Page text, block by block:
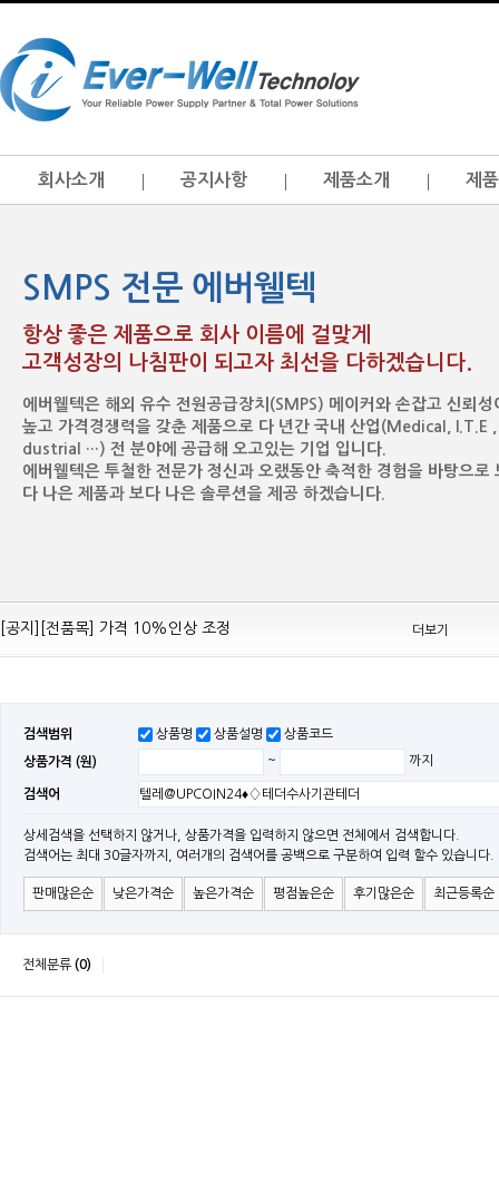
회사소개 공지사항 제품소개 제
SMPS 전문 에버웰텍
항상 좋은 제품으로 회사 이름에 걸맞게
고객성장의 나침판이 되고자 최선을 다하겠습니다.
에버웰텍은 해외 유수 전원공급장치(SMPS) 메이커와 손잡고 신뢰성
높고 가격경쟁력을 갖춘 제품으로 다 년간 국내 산업(Medical, I.T.E
dustrial …) 전 분야에 공급해 오고있는 기업 입니다.
에버웰텍은 투철한 전문가 정신과 오랬동안 축적한 경험을 바탕으로
다 나은 제품과 보다 나은 솔루션을 제공 하겠습니다.
[공지][Mean Well 제품 전품목] 10% 가격 인하 조정
[공지][전품목] 가격 10%인상 조정
[공지][민웰] 전품목 가격 조정의건
[민웰] RS 모델 출시
[공지]SMPS 저가형 [기획상품] 출시
[공지]12W~300W Medical Adapter"2017 NEW MODEL"[ADT] 출시
[공지][민웰] [민웰] 인버터 "정현파 / 유사 정현파" 시리즈 제품을 출시
[공지][민웰] LED 방수형 (CLG / CEN / HLG)시리즈 제품 출시
더보기
검색범위 상품명 상품설명 상품코드
상품가격 (원) ~ 까지
검색어
상세검색을 선택하지 않거나, 상품가격을 입력하지 않으면 전체에서 검색합니다.
검색어는 최대 30글자까지, 여러개의 검색어를 공백으로 구분하여 입력 할수 있습니다.
판매많은순 낮은가격순 높은가격순 평점높은순 후기많은순 최근등록순
전체분류 (0)